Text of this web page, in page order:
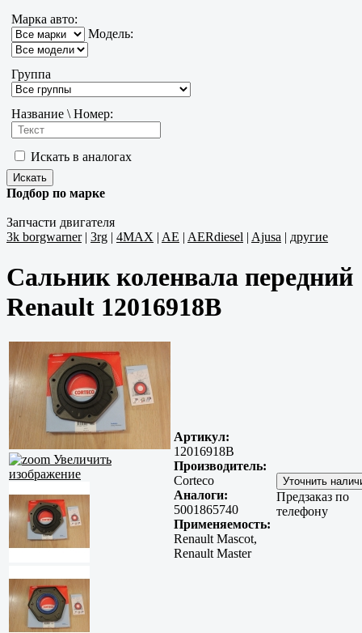
Марка авто:
Модель:
Группа
Название \ Номер:
Искать в аналогах
Подбор по марке
Запчасти двигателя
3k borgwarner| 3rg | 4MAX | AE | AERdiesel | Ajusa | другие
Сальник коленвала передний
Renault 12016918B
Увеличить
изображение
Артикул:
12016918B
Производитель:
Corteco
Аналоги:
5001865740
Применяемость:
Renault Mascot,
Renault Master
Предзаказ по
телефону